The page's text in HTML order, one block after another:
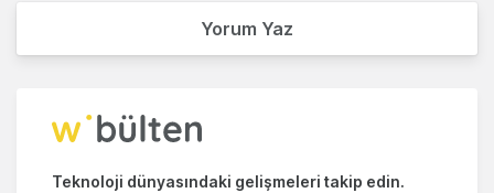
Yorum Yaz
Teknoloji dünyasındaki gelişmeleri takip edin.